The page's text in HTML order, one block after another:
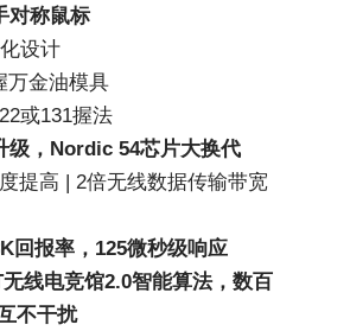
对称鼠标
设计
万金油模具
或131握法
级，Nordic 54芯片大换代
提高 | 2倍无线数据传输带宽
回报率，125微秒级响应
无线电竞馆2.0智能算法，数百
不干扰